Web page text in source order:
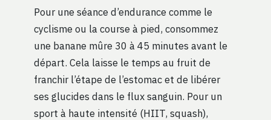
Pour une séance d’endurance comme le
cyclisme ou la course à pied, consommez
une banane mûre 30 à 45 minutes avant le
départ. Cela laisse le temps au fruit de
franchir l’étape de l’estomac et de libérer
ses glucides dans le flux sanguin. Pour un
sport à haute intensité (HIIT, squash),